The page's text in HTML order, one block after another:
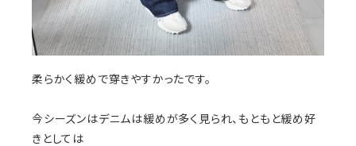
柔らかく緩めで穿きやすかったです。
今シーズンはデニムは緩めが多く見られ、もともと緩め好
きとしては